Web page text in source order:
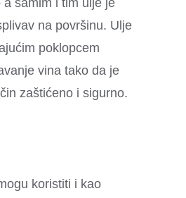
na površinu. Ulje
poklopcem
vina tako da je
zaštićeno i sigurno.
koristiti i kao